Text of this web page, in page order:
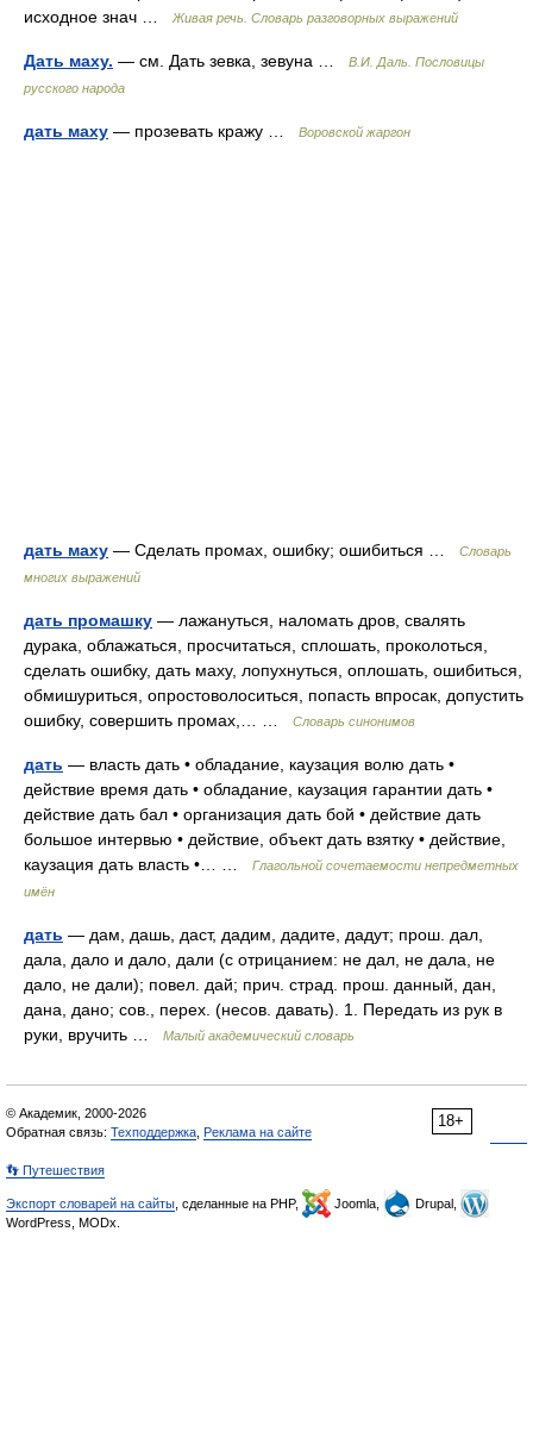
исходное знач …
Живая речь. Словарь разговорных выражений
Дать маху. — см. Дать зевка, зевуна …
В.И. Даль. Пословицы
русского народа
дать маху — прозевать кражу … Воровской жаргон
дать маху — Сделать промах, ошибку; ошибиться …
Словарь
многих выражений
дать промашку — лажануться, наломать дров, свалять
дурака, облажаться, просчитаться, сплошать, проколоться,
сделать ошибку, дать маху, лопухнуться, оплошать, ошибиться,
обмишуриться, опростоволоситься, попасть впросак, допустить
ошибку, совершить промах,… …
Словарь синонимов
дать — власть дать • обладание, каузация волю дать •
действие время дать • обладание, каузация гарантии дать •
действие дать бал • организация дать бой • действие дать
большое интервью • действие, объект дать взятку • действие,
каузация дать власть •… …
Глагольной сочетаемости непредметных
имён
дать — дам, дашь, даст, дадим, дадите, дадут; прош. дал,
дала, дало и дало, дали (с отрицанием: не дал, не дала, не
дало, не дали); повел. дай; прич. страд. прош. данный, дан,
дана, дано; сов., перех. (несов. давать). 1. Передать из рук в
руки, вручить …
Малый академический словарь
18+
© Академик, 2000-2026
Обратная связь: Техподдержка Реклама на сайте
👣 Путешествия
Экспорт словарей на сайты , сделанные на PHP, Joomla,
Drupal,
WordPress, MODx.